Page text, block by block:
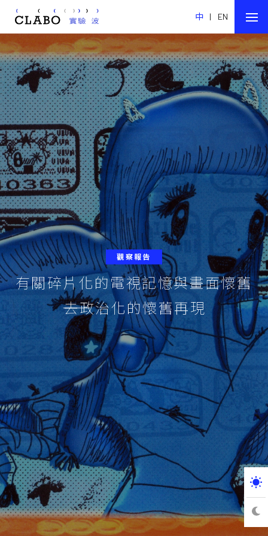
中 | EN
觀察報告
有關碎片化的電視記憶與畫面懷舊
――去政治化的懷舊再現